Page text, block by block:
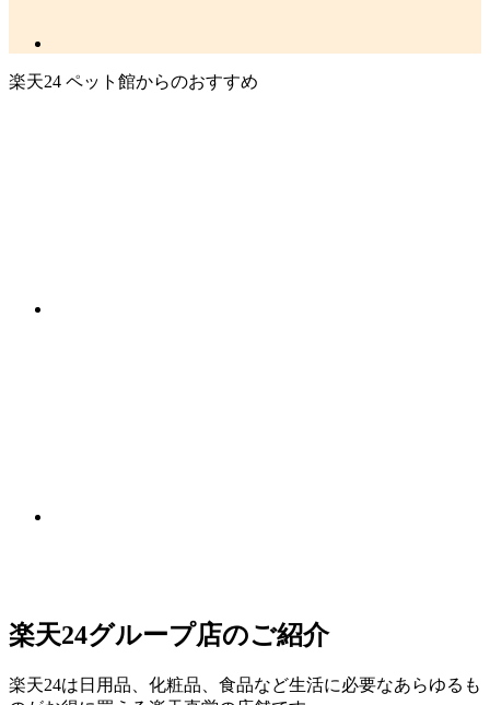
楽天24 ペット館からのおすすめ
楽天24グループ店のご紹介
楽天24は日用品、化粧品、食品など生活に必要なあらゆるも